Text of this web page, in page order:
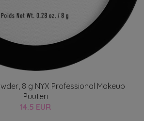
8 g NYX Professional Makeup
Puuteri
14.5 EUR